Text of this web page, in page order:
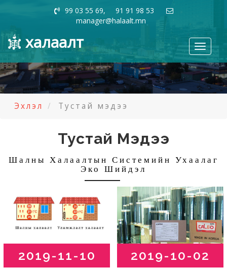
99 03 55 69, 91 91 98 53
manager@halaalt.mn
Toggle
халаалт
Эхлэл Тустай мэдээ
Тустай Мэдээ
Шалны Халаалтын Системийн Ухаалаг
Эко Шийдэл
2019-11-10
2019-10-02